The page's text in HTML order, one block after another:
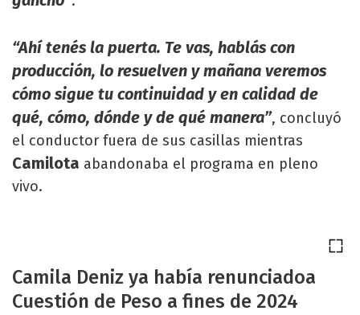
“Ahí tenés la puerta. Te vas, hablás con
producción, lo resuelven y mañana veremos
cómo sigue tu continuidad y en calidad de
qué, cómo, dónde y de qué manera”, concluyó
el conductor fuera de sus casillas mientras
Camilota abandonaba el programa en pleno
vivo.
Camila Deniz ya había renunciadoa
Cuestión de Peso a fines de 2024